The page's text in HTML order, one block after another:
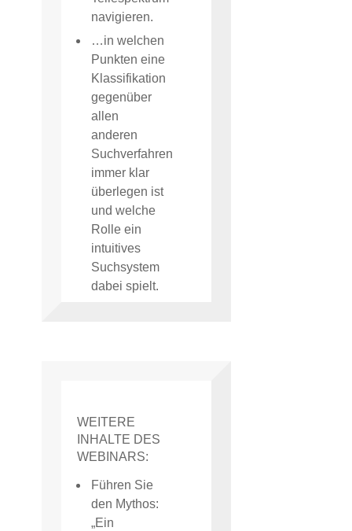
navigieren.
…in welchen
Punkten eine
Klassifikation
gegenüber
allen
anderen
Suchverfahren
immer klar
überlegen ist
und welche
Rolle ein
intuitives
Suchsystem
dabei spielt.
WEITERE
INHALTE DES
WEBINARS:
Führen Sie
den Mythos:
„Ein